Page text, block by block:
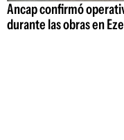
Ancap confirmó
durante las obras en